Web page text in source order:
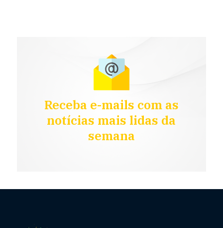
Receba e-mails com as
notícias mais lidas da
semana